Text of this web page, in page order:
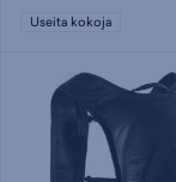
Useita kokoja